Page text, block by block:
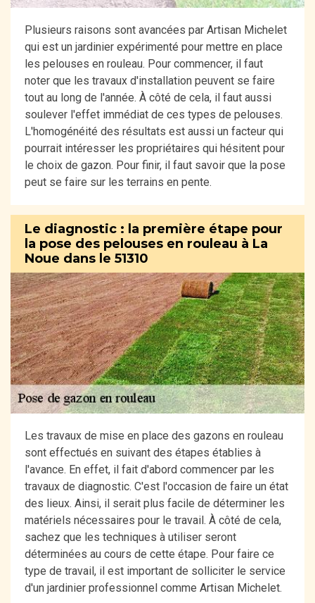
Plusieurs raisons sont avancées par Artisan Michelet
qui est un jardinier expérimenté pour mettre en place
les pelouses en rouleau. Pour commencer, il faut
noter que les travaux d'installation peuvent se faire
tout au long de l'année. À côté de cela, il faut aussi
soulever l'effet immédiat de ces types de pelouses.
L'homogénéité des résultats est aussi un facteur qui
pourrait intéresser les propriétaires qui hésitent pour
le choix de gazon. Pour finir, il faut savoir que la pose
peut se faire sur les terrains en pente.
Le diagnostic : la première étape pour
la pose des pelouses en rouleau à La
Noue dans le 51310
Les travaux de mise en place des gazons en rouleau
sont effectués en suivant des étapes établies à
l'avance. En effet, il fait d'abord commencer par les
travaux de diagnostic. C'est l'occasion de faire un état
des lieux. Ainsi, il serait plus facile de déterminer les
matériels nécessaires pour le travail. À côté de cela,
sachez que les techniques à utiliser seront
déterminées au cours de cette étape. Pour faire ce
type de travail, il est important de solliciter le service
d'un jardinier professionnel comme Artisan Michelet.